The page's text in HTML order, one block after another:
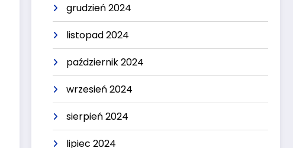
grudzień 2024
listopad 2024
październik 2024
wrzesień 2024
sierpień 2024
lipiec 2024